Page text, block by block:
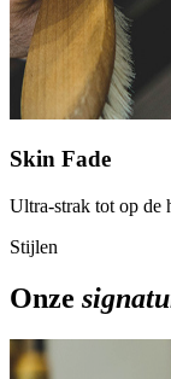
Skin Fade
Ultra-strak tot op de
Stijlen
Onze